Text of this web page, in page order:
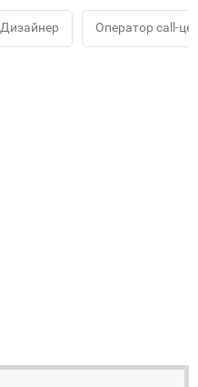
Дизайнер Оператор call-